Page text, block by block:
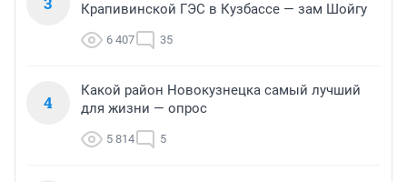
Крапивинской ГЭС в Кузбассе — зам Шойгу
6 407 35
4
Какой район Новокузнецка самый лучший
для жизни — опрос
5 814 5